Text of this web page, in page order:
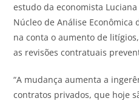
estudo da economista
Núcleo de Análise
na conta o aumento de
as revisões contratuais
“A mudança aumenta a
contratos privados, que hoje